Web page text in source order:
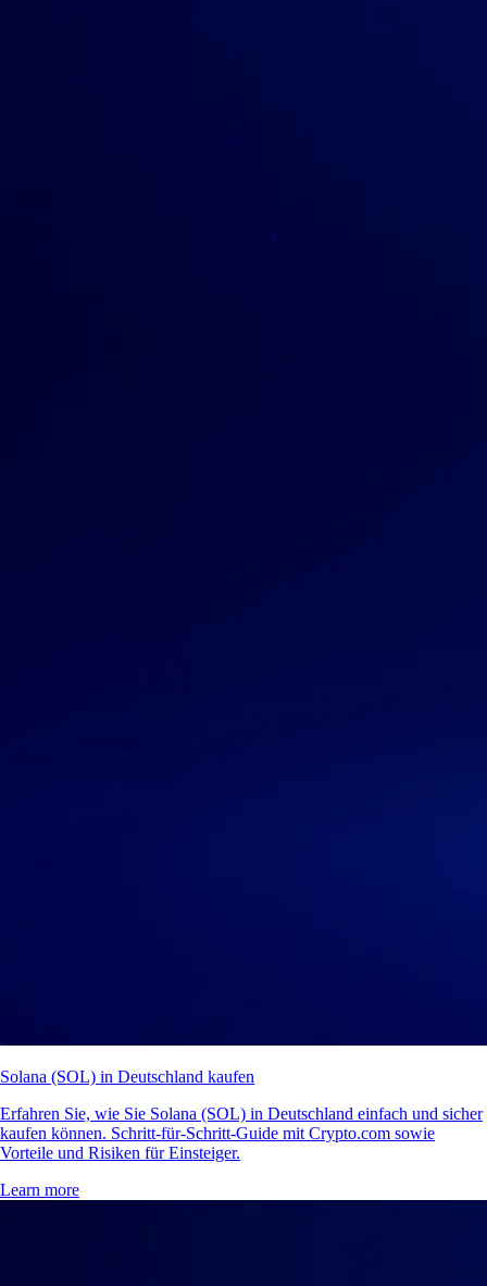
Solana (SOL) in Deutschland kaufen
Erfahren Sie, wie Sie Solana (SOL) in Deutschland einfach und sicher
kaufen können. Schritt-für-Schritt-Guide mit Crypto.com sowie
Vorteile und Risiken für Einsteiger.
Learn more